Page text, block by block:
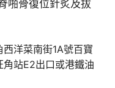
洋菜南街1A號百寶
站E2出口或港鐵油